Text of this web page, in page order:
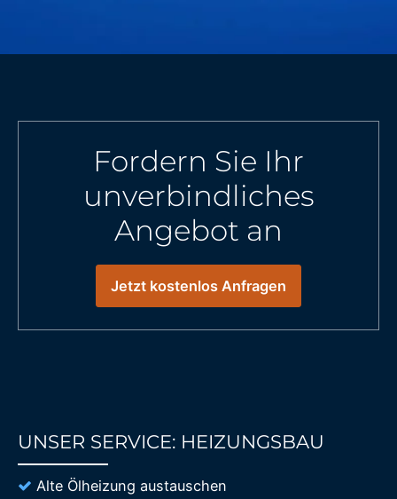
Fordern Sie Ihr
unverbindliches
Angebot an
Jetzt kostenlos Anfragen
UNSER SERVICE: HEIZUNGSBAU
Alte Ölheizung austauschen